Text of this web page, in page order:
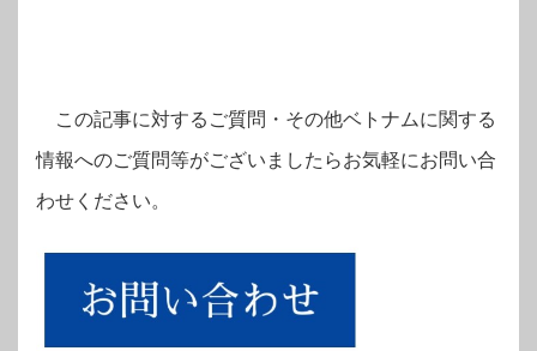
この記事に対するご質問・その他ベトナムに関する
情報へのご質問等がございましたらお気軽にお問い合
わせください。